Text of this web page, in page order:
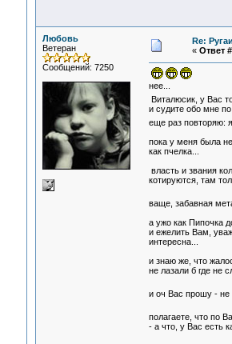
Любовь
Ветеран
Сообщений: 7250
Re:
« Ответ
нее...
Виталюсик, у Вас
и судите обо мне
еще раз повторяю:
пока у меня была
как пчелка...
власть и звания
котируются, там
ваще, забавная
а ужо как Пипочка
и ежелить Вам,
интересна...
и знаю же, что
не лазали б где не
и оч Вас прошу -
полагаете, что по
- а что, у Вас есть